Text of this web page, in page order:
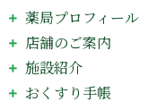
薬局プロフィール
店舗のご案内
施設紹介
おくすり手帳